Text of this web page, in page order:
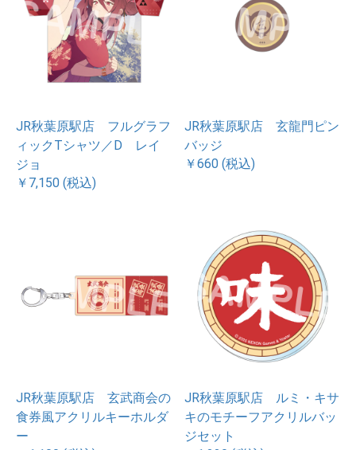
JR秋葉原駅店 フルグラフ
ィックTシャツ／D レイ
ジョ
￥7,150 (税込)
JR秋葉原駅店 玄龍門ピン
バッジ
￥660 (税込)
JR秋葉原駅店 玄武商会の
食券風アクリルキーホルダ
ー
JR秋葉原駅店 ルミ・キサ
キのモチーフアクリルバッ
ジセット